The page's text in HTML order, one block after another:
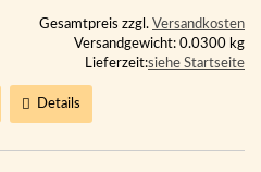
Gesamtpreis zzgl. Versandkosten
Versandgewicht: 0.0300 kg
Lieferzeit:siehe Startseite
Details